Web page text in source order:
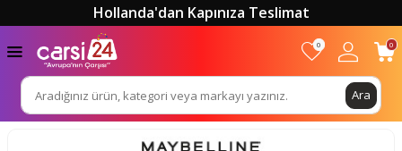
Hollanda'dan Kapınıza Teslimat
Ara
0 0